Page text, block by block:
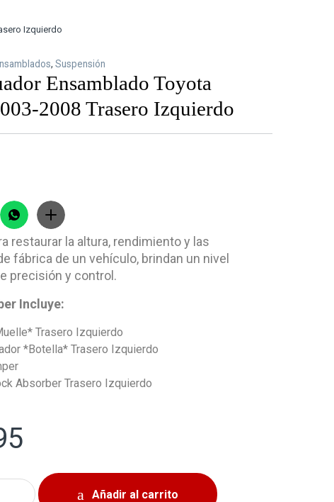
Izquierdo
, Suspensión
Ensamblado Toyota
2008 Trasero Izquierdo
restaurar la altura, rendimiento y las
fábrica de un vehículo, brindan un nivel
precisión y control.
Incluye:
Trasero Izquierdo
*Botella* Trasero Izquierdo
Absorber Trasero Izquierdo
Toyota Corolla 2003-2008 Trasero Izquierdo
Añadir al carrito